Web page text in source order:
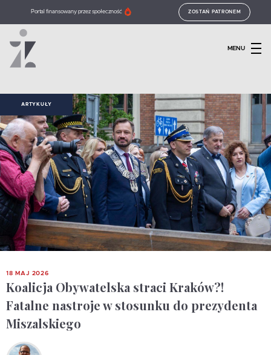
Portal finansowany przez społeczność ZOSTAŃ PATRONEM
MENU
ARTYKUŁY
18 MAJ 2026
Koalicja Obywatelska straci Kraków?!
Fatalne nastroje w stosunku do prezydenta
Miszalskiego